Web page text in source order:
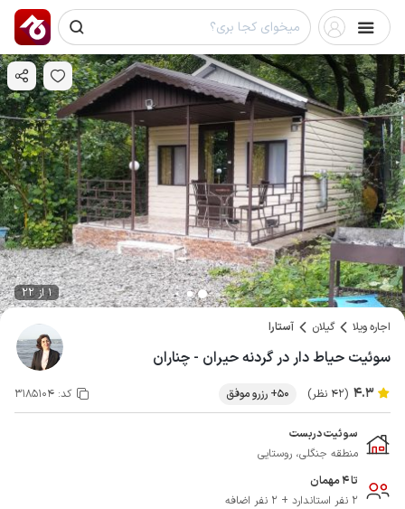
1 از 22
اجاره ویلا گیلان آستارا
سوئیت حیاط دار در گردنه حیران - چناران
4.3 (42 نظر) 50+ رزرو موفق کد: 3185104
سوئیت دربست
منطقه جنگلی، روستایی
تا 4 مهمان
2 نفر استاندارد + 2 نفر اضافه